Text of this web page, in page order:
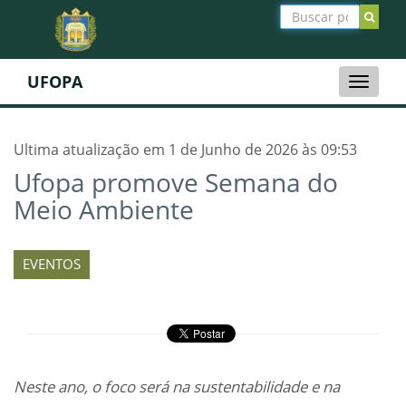
Toggle
UFOPA
Ultima atualização em 1 de Junho de 2026 às 09:53
Ufopa promove Semana do
Meio Ambiente
EVENTOS
Neste ano, o foco será na sustentabilidade e na